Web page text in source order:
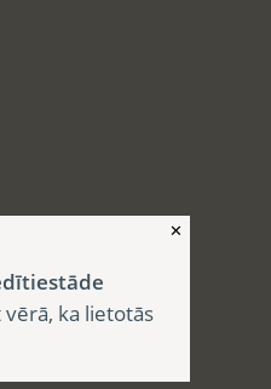
✕
ka lietotās